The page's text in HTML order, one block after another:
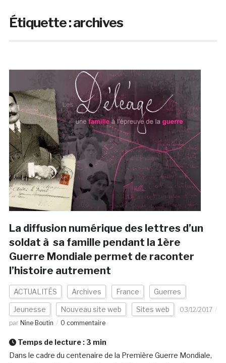
Étiquette :archives
La diffusion numérique des lettres d’un
soldat à sa famille pendant la 1ère
Guerre Mondiale permet de raconter
l’histoire autrement
ACTUALITÉS Archives France Guerres
Jeunesse Nouveau site web Sites web
03/12/2017
par Nine Boutin 0 commentaire
Temps de lecture : 3 min
Dans le cadre du centenaire de la Première Guerre Mondiale,